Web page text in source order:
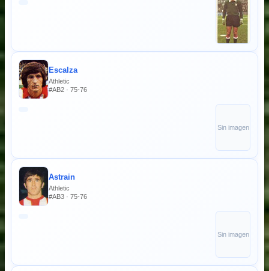
Escalza
Athletic
#AB2 · 75-76
Sin imagen
Astrain
Athletic
#AB3 · 75-76
Sin imagen